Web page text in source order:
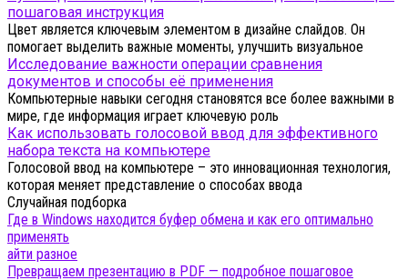
пошаговая инструкция
Цвет является ключевым элементом в дизайне слайдов. Он
помогает выделить важные моменты, улучшить визуальное
Исследование важности операции сравнения
документов и способы её применения
Компьютерные навыки сегодня становятся все более важными в
мире, где информация играет ключевую роль
Как использовать голосовой ввод для эффективного
набора текста на компьютере
Голосовой ввод на компьютере – это инновационная технология,
которая меняет представление о способах ввода
Случайная подборка
Где в Windows находится буфер обмена и как его оптимально
применять
айти разное
Превращаем презентацию в PDF — подробное пошаговое